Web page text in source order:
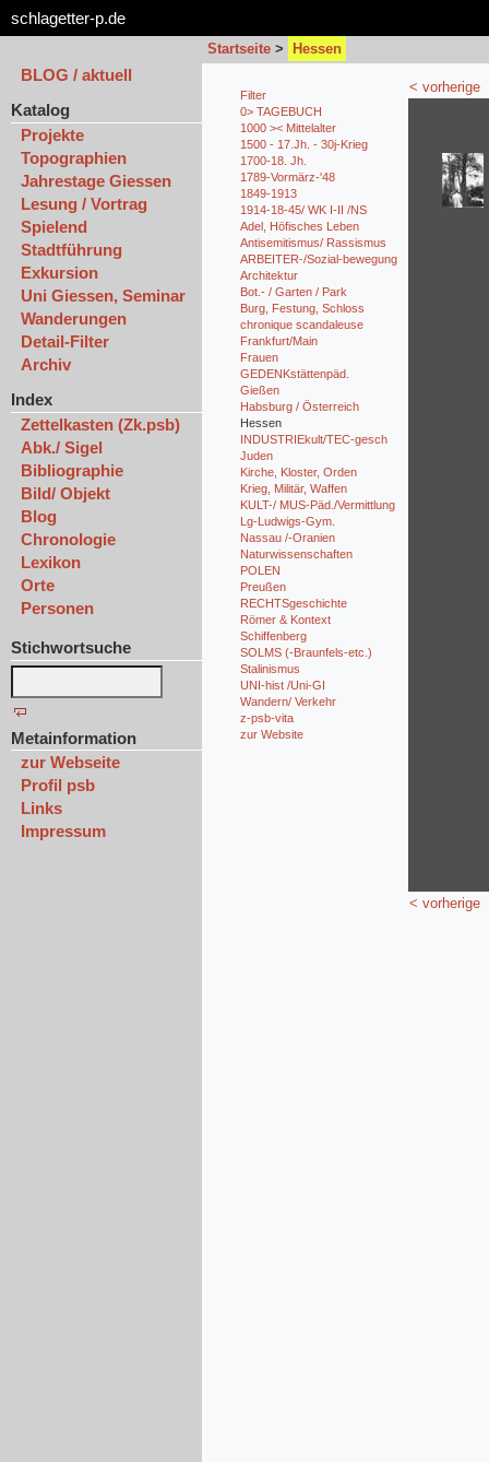
schlagetter-p.de
Startseite > Hessen
BLOG / aktuell
Katalog
Projekte
Topographien
Jahrestage Giessen
Lesung / Vortrag
Spielend
Stadtführung
Exkursion
Uni Giessen, Seminar
Wanderungen
Detail-Filter
Archiv
Index
Zettelkasten (Zk.psb)
Abk./ Sigel
Bibliographie
Bild/ Objekt
Blog
Chronologie
Lexikon
Orte
Personen
Stichwortsuche
Metainformation
zur Webseite
Profil psb
Links
Impressum
Filter
0> TAGEBUCH
1000 >< Mittelalter
1500 - 17.Jh. - 30j-Krieg
1700-18. Jh.
1789-Vormärz-'48
1849-1913
1914-18-45/ WK I-II /NS
Adel, Höfisches Leben
Antisemitismus/ Rassismus
ARBEITER-/Sozial-bewegung
Architektur
Bot.- / Garten / Park
Burg, Festung, Schloss
chronique scandaleuse
Frankfurt/Main
Frauen
GEDENKstättenpäd.
Gießen
Habsburg / Österreich
Hessen
INDUSTRIEkult/TEC-gesch
Juden
Kirche, Kloster, Orden
Krieg, Militär, Waffen
KULT-/ MUS-Päd./Vermittlung
Lg-Ludwigs-Gym.
Nassau /-Oranien
Naturwissenschaften
POLEN
Preußen
RECHTSgeschichte
Römer & Kontext
Schiffenberg
SOLMS (-Braunfels-etc.)
Stalinismus
UNI-hist /Uni-GI
Wandern/ Verkehr
z-psb-vita
zur Website
< vorherige
< vorherige